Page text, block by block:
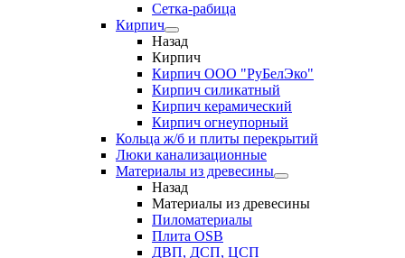
Сетка-рабица
Кирпич
Назад
Кирпич
Кирпич ООО "РуБелЭко"
Кирпич силикатный
Кирпич керамический
Кирпич огнеупорный
Кольца ж/б и плиты перекрытий
Люки канализационные
Материалы из древесины
Назад
Материалы из древесины
Пиломатериалы
Плита OSB
ДВП, ДСП, ЦСП